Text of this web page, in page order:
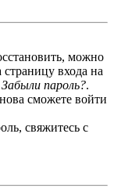
можно
входа на
Забыли пароль?.
сможете войти
свяжитесь с